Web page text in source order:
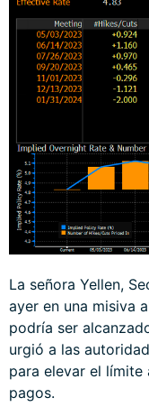
La señora Yellen,
ayer en una misiva
podría ser
urgió a las
para elevar el límite
pagos.